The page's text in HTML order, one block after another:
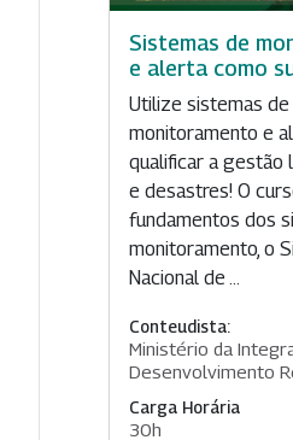
Sistemas de
e alerta como
Utilize sistemas de
monitoramento e
qualificar a gestão
e desastres! O
fundamentos dos
monitoramento, o
Nacional de ...
Conteudista:
Ministério da
Desenvolvimento
Carga Horária
30h